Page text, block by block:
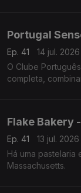
Portugal
Ep. 41
14 jul. 2026
O Clube
completa,
Flake Bakery
Ep. 41
13 jul. 2026
Há uma
Massachusetts.